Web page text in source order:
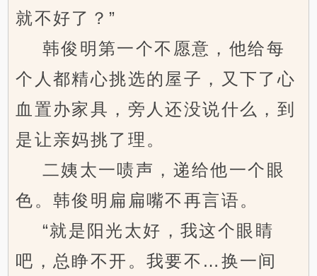
就不好了？”
韩俊明第一个不愿意，他给每
个人都精心挑选的屋子，又下了心
血置办家具，旁人还没说什么，到
是让亲妈挑了理。
二姨太一啧声，递给他一个眼
色。韩俊明扁扁嘴不再言语。
“就是阳光太好，我这个眼睛
吧，总睁不开。我要不…换一间